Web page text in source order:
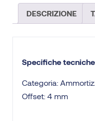
DESCRIZIONE
Specifiche
Categoria:
Offset: 4 mm